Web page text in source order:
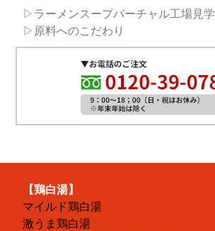
▷ラーメンスープバーチャル工場見学
▷原料へのこだわり
【鶏白湯】
マイルド鶏白湯
激うま鶏白湯